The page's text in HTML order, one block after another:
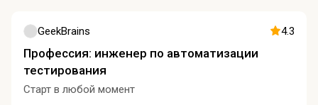
GeekBrains 4.3
Профессия: инженер по автоматизации
тестирования
Старт в любой момент